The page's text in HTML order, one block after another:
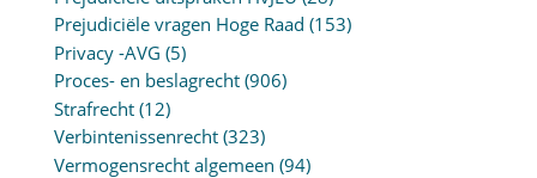
Prejudiciële vragen Hoge Raad (153)
Privacy -AVG (5)
Proces- en beslagrecht(906)
Strafrecht(12)
Verbintenissenrecht(323)
Vermogensrecht algemeen (94)